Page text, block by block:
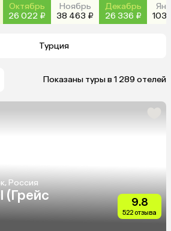
Октябрь
26 022 ₽
Ноябрь
38 463 ₽
Декабрь
26 336 ₽
103
Турция
Показаны туры в 1 289 отелей
Россия
(Грейс
9.8
522 отзыва